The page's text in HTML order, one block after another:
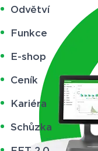
Odvětví
Funkce
E-shop
Ceník
Kariéra
Schůzka